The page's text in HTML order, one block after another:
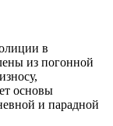
в
из погонной
основы
и парадной